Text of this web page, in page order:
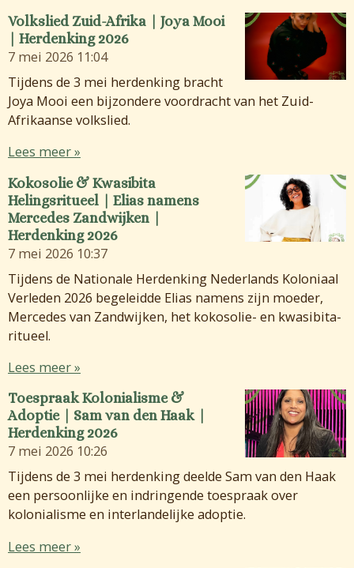
Volkslied Zuid-Afrika | Joya Mooi
| Herdenking 2026
7 mei 2026 11:04
Tijdens de 3 mei herdenking bracht
Joya Mooi een bijzondere voordracht van het Zuid-
Afrikaanse volkslied.
Lees meer »
Kokosolie & Kwasibita
Helingsritueel | Elias namens
Mercedes Zandwijken |
Herdenking 2026
7 mei 2026 10:37
Tijdens de Nationale Herdenking Nederlands Koloniaal
Verleden 2026 begeleidde Elias namens zijn moeder,
Mercedes van Zandwijken, het kokosolie- en kwasibita-
ritueel.
Lees meer »
Toespraak Kolonialisme &
Adoptie | Sam van den Haak |
Herdenking 2026
7 mei 2026 10:26
Tijdens de 3 mei herdenking deelde Sam van den Haak
een persoonlijke en indringende toespraak over
kolonialisme en interlandelijke adoptie.
Lees meer »